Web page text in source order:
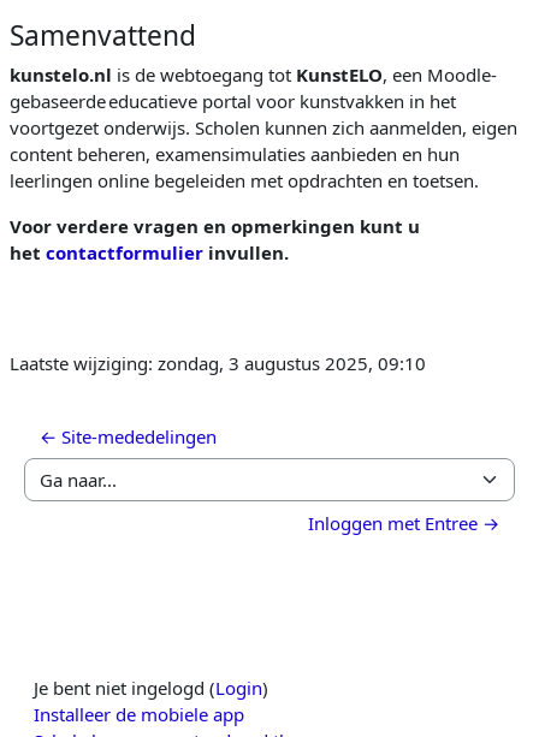
Samenvattend
kunstelo.nl is de webtoegang tot KunstELO, een Moodle-
gebaseerde educatieve portal voor kunstvakken in het
voortgezet onderwijs. Scholen kunnen zich aanmelden, eigen
content beheren, examensimulaties aanbieden en hun
leerlingen online begeleiden met opdrachten en toetsen.
Voor verdere vragen en opmerkingen kunt u
het contactformulier invullen.
Laatste wijziging: zondag, 3 augustus 2025, 09:10
← Site-mededelingen
Ga naar...
Inloggen met Entree →
Je bent niet ingelogd (Login)
Installeer de mobiele app